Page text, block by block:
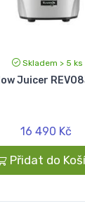
Skladem > 5 ks
Juicer
16 490 Kč
Přidat do